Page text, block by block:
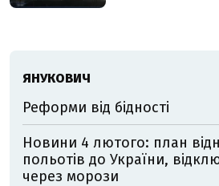
ЯНУКОВИЧ
Реформи від бідності
Новини 4 лютого: план
польотів до України,
через морози